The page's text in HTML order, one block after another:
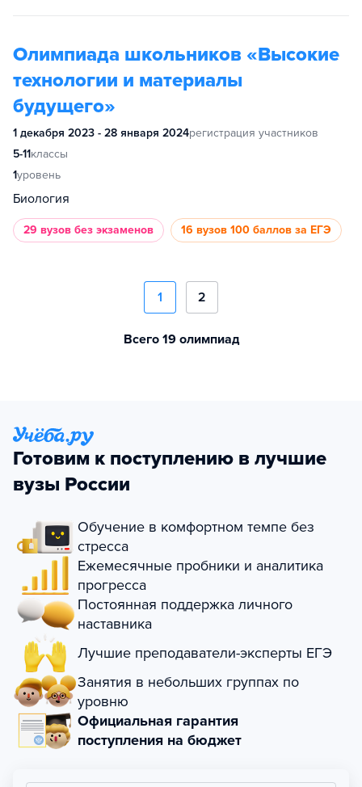
Олимпиада школьников «Высокие
технологии и материалы
будущего»
1 декабря 2023 - 28 января 2024регистрация участников
5-11классы
1уровень
Биология
29 вузов без экзаменов 16 вузов 100 баллов за ЕГЭ
1 2
Всего 19 олимпиад
Готовим к поступлению в лучшие
вузы России
Обучение в комфортном темпе без
стресса
Ежемесячные пробники и аналитика
прогресса
Постоянная поддержка личного
наставника
Лучшие преподаватели-эксперты ЕГЭ
Занятия в небольших группах по
уровню
Официальная гарантия
поступления на бюджет